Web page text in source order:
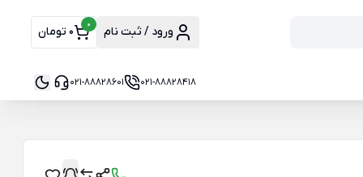
ورود / ثبت نام 0 0 تومان
021-88828418
021-88828601